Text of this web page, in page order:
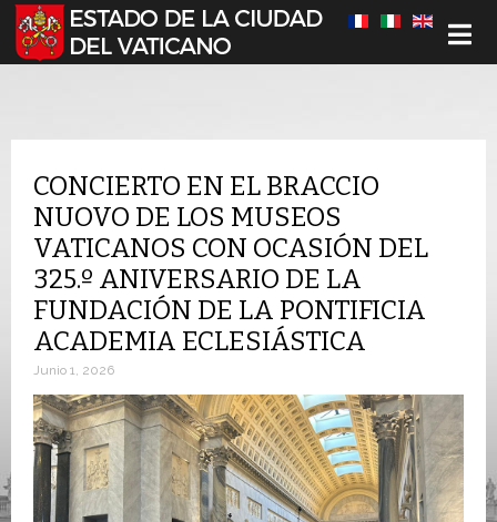
Seleccione su idioma
CONCIERTO EN EL BRACCIO
NUOVO DE LOS MUSEOS
VATICANOS CON OCASIÓN DEL
325.º ANIVERSARIO DE LA
FUNDACIÓN DE LA PONTIFICIA
ACADEMIA ECLESIÁSTICA
Junio 1, 2026